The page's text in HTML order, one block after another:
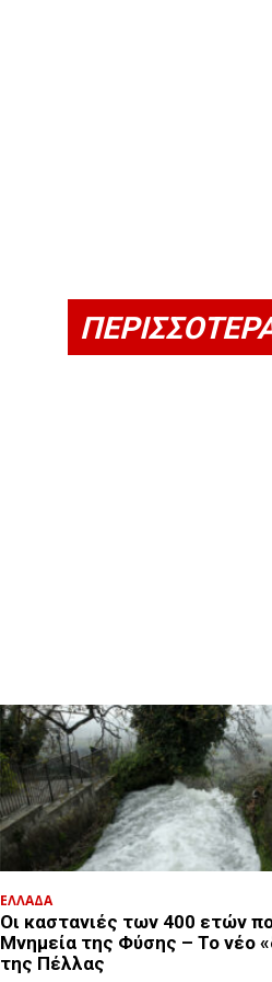
ΕΛΛΑΔΑ
Οι καστανιές των 400 ετών
Μνημεία της Φύσης – Το νέο
της Πέλλας